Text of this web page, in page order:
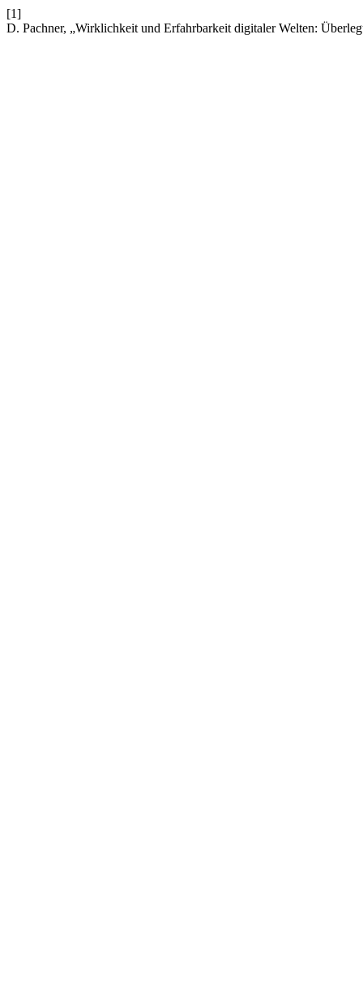
[1]
D. Pachner, „Wirklichkeit und Erfahrbarkeit digitaler Welten: